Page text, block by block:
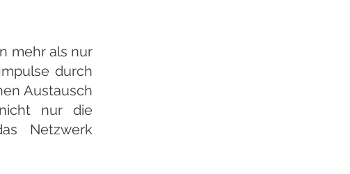
mehr als nur
durch
Austausch
nur die
Netzwerk